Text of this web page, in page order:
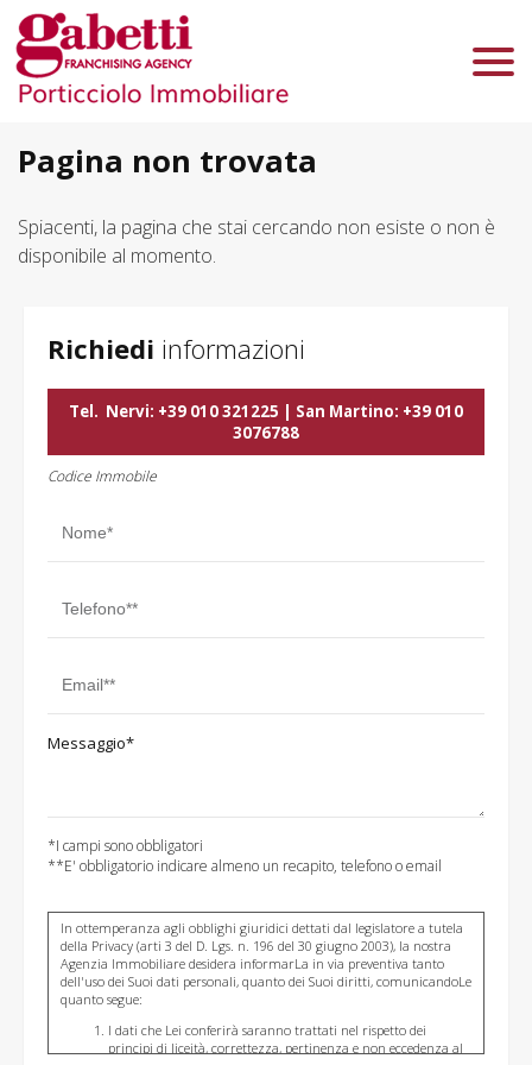
Chi Siamo
Immobili In Vendita
Immobili In Affitto
Lascia Una Richiesta
Contatti
Pagina non trovata
Spiacenti, la pagina che stai cercando non esiste o non è
disponibile al momento.
Richiedi informazioni
Tel. Nervi: +39 010 321225 | San Martino: +39 010
3076788
Codice Immobile
Messaggio*
*I campi sono obbligatori
**E' obbligatorio indicare almeno un recapito, telefono o email
In ottemperanza agli obblighi giuridici dettati dal legislatore a tutela
della Privacy (arti 3 del D. Lgs. n. 196 del 30 giugno 2003), la nostra
Agenzia Immobiliare desidera informarLa in via preventiva tanto
dell'uso dei Suoi dati personali, quanto dei Suoi diritti, comunicandoLe
quanto segue:
I dati che Lei conferirà saranno trattati nel rispetto dei
principi di liceità, correttezza, pertinenza e non eccedenza al